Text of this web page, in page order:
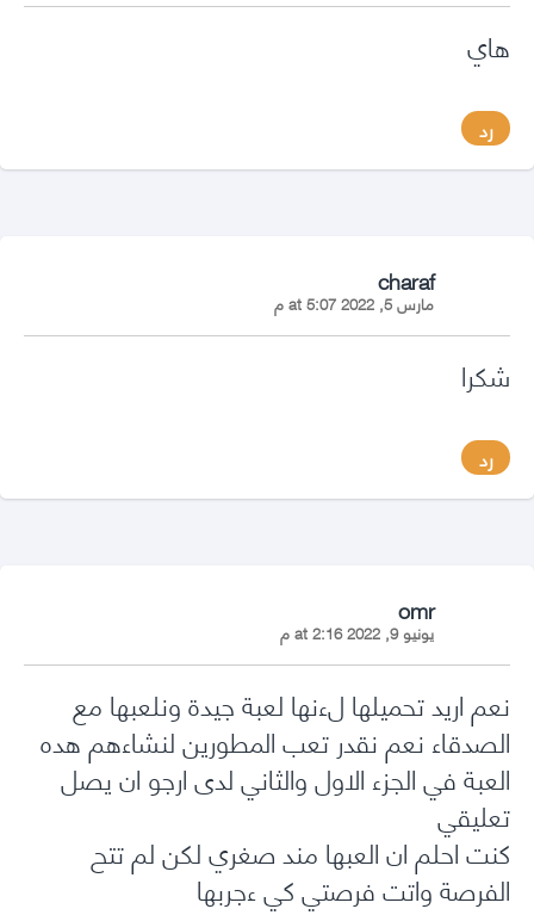
هاي
رد
charaf
says: مارس 5, 2022 at 5:07 م
شكرا
رد
omr
says:يونيو 9, 2022 at 2:16 م
نعم اريد تحميلها لءنها لعبة جيدة ونلعبها مع
الصدقاء نعم نقدر تعب المطورين لنشاءهم هده
العبة في الجزء الاول والثاني لدى ارجو ان يصل
تعليقي
كنت احلم ان العبها مند صغري لكن لم تتح
الفرصة واتت فرصتي كي ءجربها